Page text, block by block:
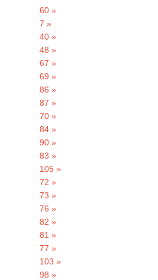
60 »
7 »
40 »
48 »
67 »
69 »
86 »
87 »
70 »
84 »
90 »
83 »
105 »
72 »
73 »
76 »
82 »
81 »
77 »
103 »
98 »